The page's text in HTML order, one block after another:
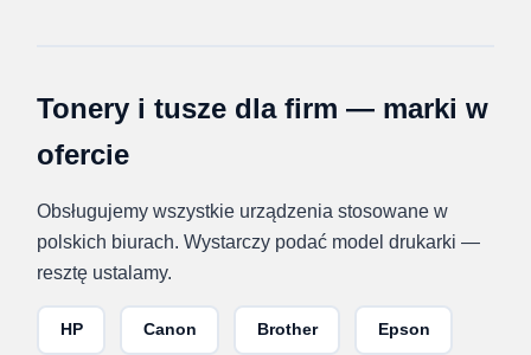
Tonery i tusze dla firm — marki w
ofercie
Obsługujemy wszystkie urządzenia stosowane w
polskich biurach. Wystarczy podać model drukarki —
resztę ustalamy.
HP Canon Brother Epson